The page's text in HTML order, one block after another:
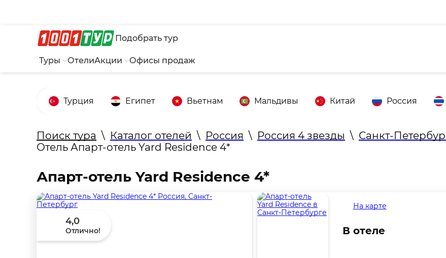
Подобрать тур
Туры ОтелиАкции Офисы продаж
Турция Египет Вьетнам Мальдивы Китай Россия
Поиск тура \ Каталог отелей \ Россия \ Россия 4 звезды \ Санкт-
Отель Апарт-отель Yard Residence 4*
Апарт-отель Yard Residence 4*
4,0
Отлично!
На карте
В отеле